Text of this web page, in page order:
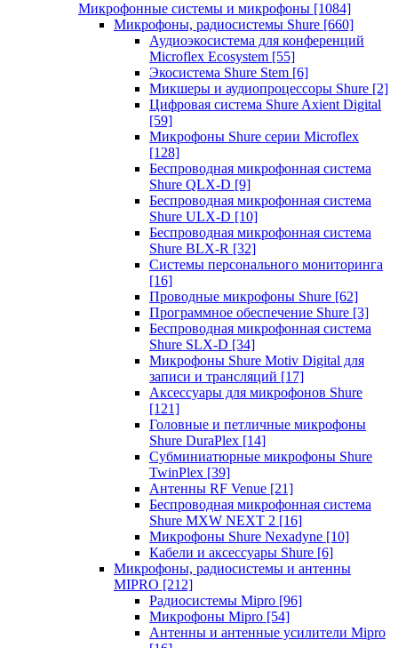
Микрофонные системы и микрофоны [1084]
Микрофоны, радиосистемы Shure [660]
Аудиоэкосистема для конференций
Microflex Ecosystem [55]
Экосистема Shure Stem [6]
Микшеры и аудиопроцессоры Shure [2]
Цифровая система Shure Axient Digital
[59]
Микрофоны Shure серии Microflex
[128]
Беспроводная микрофонная система
Shure QLX-D [9]
Беспроводная микрофонная система
Shure ULX-D [10]
Беспроводная микрофонная система
Shure BLX-R [32]
Системы персонального мониторинга
[16]
Проводные микрофоны Shure [62]
Программное обеспечение Shure [3]
Беспроводная микрофонная система
Shure SLX-D [34]
Микрофоны Shure Motiv Digital для
записи и трансляций [17]
Аксессуары для микрофонов Shure
[121]
Головные и петличные микрофоны
Shure DuraPlex [14]
Субминиатюрные микрофоны Shure
TwinPlex [39]
Антенны RF Venue [21]
Беспроводная микрофонная система
Shure MXW NEXT 2 [16]
Микрофоны Shure Nexadyne [10]
Кабели и аксессуары Shure [6]
Микрофоны, радиосистемы и антенны
MIPRO [212]
Радиосистемы Mipro [96]
Микрофоны Mipro [54]
Антенны и антенные усилители Mipro